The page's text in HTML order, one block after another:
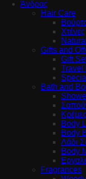
Άνδρας
Hair Care
Χτένες
Gifts and
Gift
Travel
Bath and
Body
Body
Λάδι
Body
Fragrances